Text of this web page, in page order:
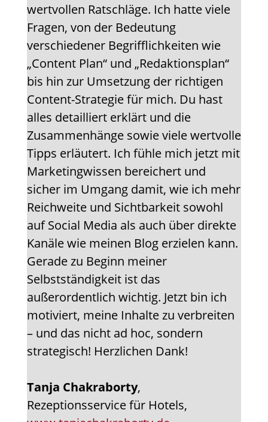
wertvollen Ratschläge. Ich hatte viele
Fragen, von der Bedeutung
verschiedener Begrifflichkeiten wie
„Content Plan“ und „Redaktionsplan“
bis hin zur Umsetzung der richtigen
Content-Strategie für mich. Du hast
alles detailliert erklärt und die
Zusammenhänge sowie viele wertvolle
Tipps erläutert. Ich fühle mich jetzt mit
Marketingwissen bereichert und
sicher im Umgang damit, wie ich mehr
Reichweite und Sichtbarkeit sowohl
auf Social Media als auch über direkte
Kanäle wie meinen Blog erzielen kann.
Gerade zu Beginn meiner
Selbstständigkeit ist das
außerordentlich wichtig. Jetzt bin ich
motiviert, meine Inhalte zu verbreiten
– und das nicht ad hoc, sondern
strategisch! Herzlichen Dank!
Tanja Chakraborty,
Rezeptionsservice für Hotels,